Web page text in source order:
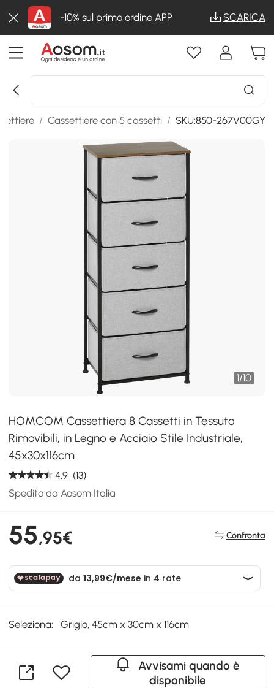
-10% sul primo ordine APP SCARICA
/ Cassettiere con 5 cassetti / SKU:850-267V00GY
1/10
HOMCOM Cassettiera 8 Cassetti in Tessuto
Rimovibili, in Legno e Acciaio Stile Industriale,
45x30x116cm
4.9 (13)
Spedito da Aosom Italia
55,95€ Confronta
Seleziona: Grigio, 45cm x 30cm x 116cm
Avvisami quando è
disponibile